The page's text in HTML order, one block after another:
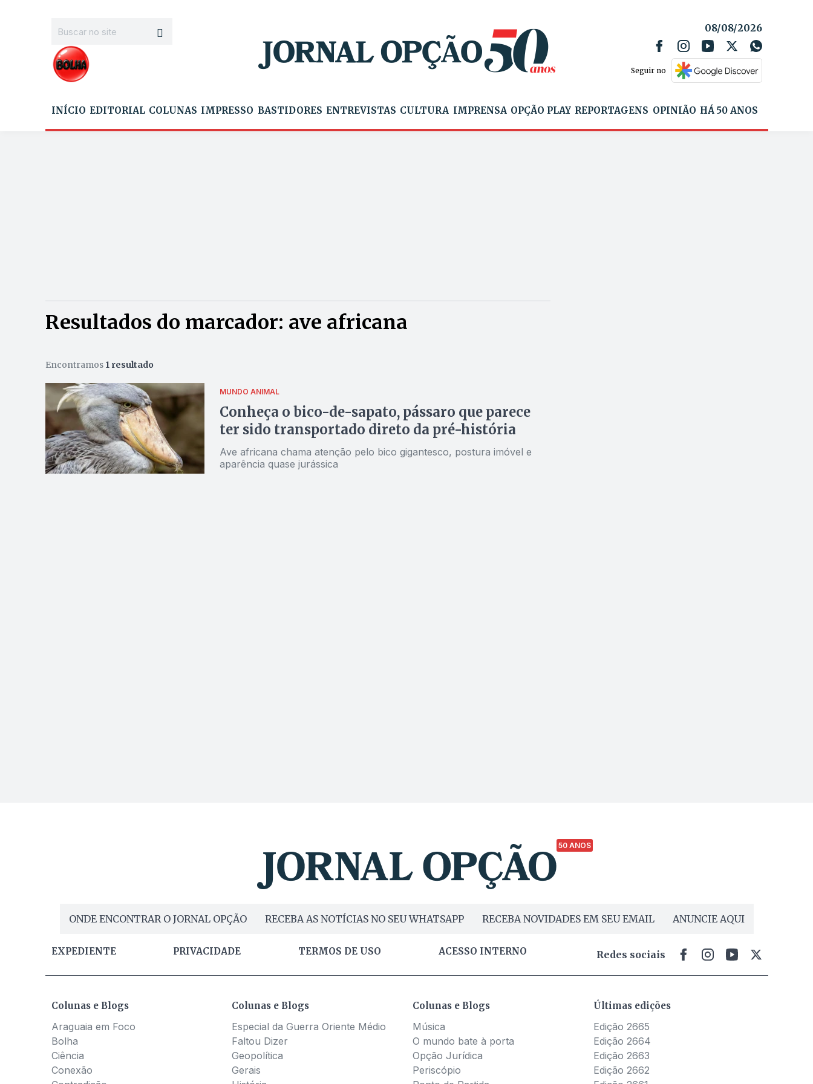
08/08/2026
Seguir no
INÍCIO EDITORIAL COLUNAS IMPRESSO BASTIDORES ENTREVISTAS CULTURA IMPRENSA OPÇÃO PLAY REPORTAGENS OPINIÃO HÁ 50 ANOS
Resultados do marcador: ave africana
Encontramos 1 resultado
MUNDO ANIMAL
Conheça o bico-de-sapato, pássaro que parece
ter sido transportado direto da pré-história
Ave africana chama atenção pelo bico gigantesco, postura imóvel e
aparência quase jurássica
50 ANOS
ONDE ENCONTRAR O JORNAL OPÇÃO RECEBA AS NOTÍCIAS NO SEU WHATSAPP RECEBA NOVIDADES EM SEU EMAIL ANUNCIE AQUI
EXPEDIENTE PRIVACIDADE TERMOS DE USO ACESSO INTERNO Redes sociais
Colunas e Blogs
Araguaia em Foco
Bolha
Ciência
Conexão
Colunas e Blogs
Especial da Guerra Oriente Médio
Faltou Dizer
Geopolítica
Gerais
Colunas e Blogs
Música
O mundo bate à porta
Opção Jurídica
Periscópio
Últimas edições
Edição 2665
Edição 2664
Edição 2663
Edição 2662